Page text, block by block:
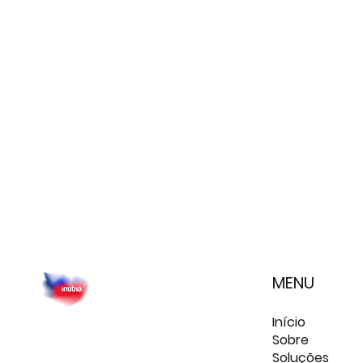
MENU
Início
Sobre
Soluções